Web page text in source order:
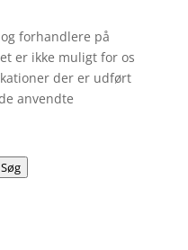
forhandlere på
er ikke muligt for os
der er udført
anvendte
Søg